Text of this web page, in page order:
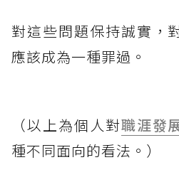
對這些問題保持誠實，
應該成為一種罪過。
（以上為個人對職涯發
種不同面向的看法。）